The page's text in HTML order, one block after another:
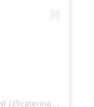
Un post condiviso da CATERINA LICINI (@caterinalicini)